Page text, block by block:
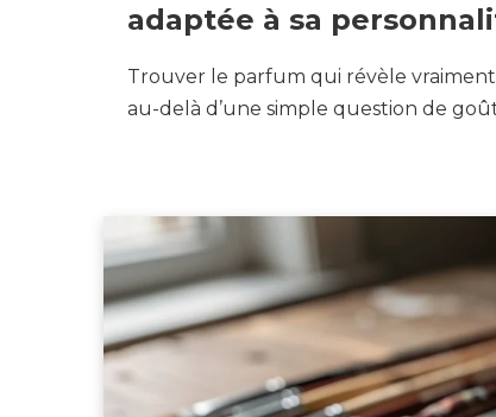
adaptée à sa
Trouver le parfum qui révèle
au-delà d’une simple question de